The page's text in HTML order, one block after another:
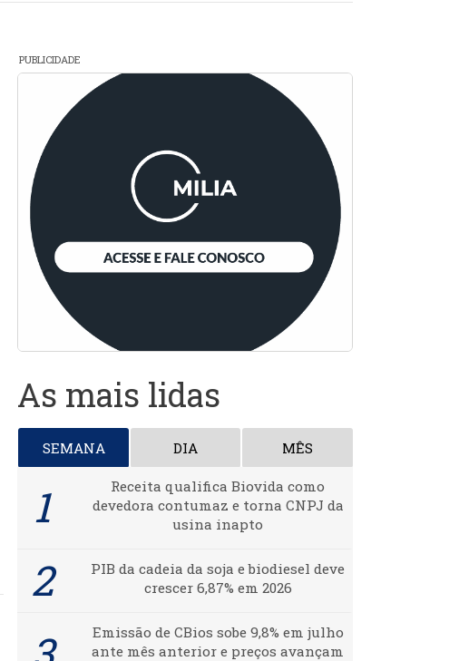
PUBLICIDADE
As mais lidas
SEMANA DIA MÊS
Receita qualifica Biovida como
devedora contumaz e torna CNPJ da
usina inapto
PIB da cadeia da soja e biodiesel deve
crescer 6,87% em 2026
Emissão de CBios sobe 9,8% em julho
ante mês anterior e preços avançam